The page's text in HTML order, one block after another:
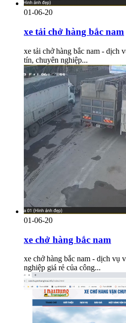
01-06-20
xe tải chở hàng bắc nam
xe tải chở hàng bắc nam - dịch
tín, chuyên nghiệp...
01-06-20
xe chở hàng bắc nam
xe chở hàng bắc nam - dịch vụ
nghiệp giá rẻ của công...